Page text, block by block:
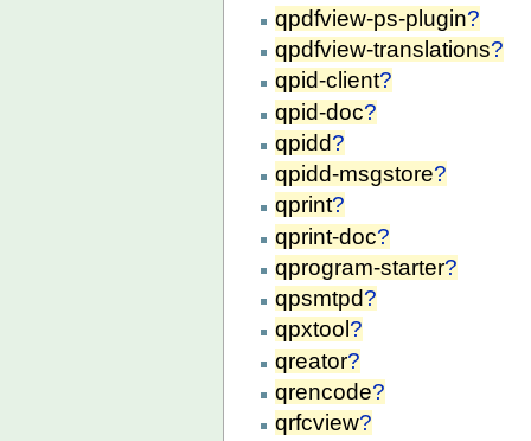
qpdfview-ps-plugin?
qpdfview-translations?
qpid-client?
qpid-doc?
qpidd?
qpidd-msgstore?
qprint?
qprint-doc?
qprogram-starter?
qpsmtpd?
qpxtool ?
qreator?
qrencode?
qrfcview?